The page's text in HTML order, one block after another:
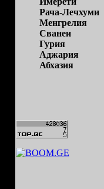
Рача-Лечхуми
Менгрелия
Сванеи
Гурия
Аджария
Абхазия